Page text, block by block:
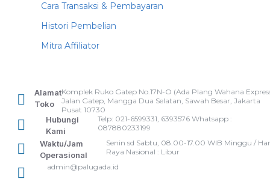
Cara Transaksi & Pembayaran
Histori Pembelian
Mitra Affiliator
Alamat
Toko
Komplek Ruko Gatep No.17N-O (Ada Plang Wahana
Jalan Gatep, Mangga Dua Selatan, Sawah Besar, Jakarta
Pusat 10730
Hubungi
Kami
Telp: 021-6599331, 6393576 Whatsapp :
087880233199
Waktu/Jam
Operasional
Senin sd Sabtu, 08.00-17.00 WIB Minggu /
Raya Nasional : Libur
admin@palugada.id